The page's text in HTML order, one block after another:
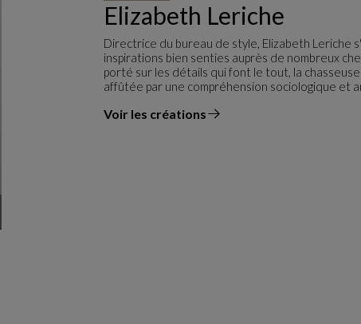
Elizabeth Leriche
Directrice du bureau de style, Elizabeth
inspirations bien senties auprès de nombreux
porté sur les détails qui font le tout, la
affûtée par une compréhension sociologique et
Voir les créations
du designer